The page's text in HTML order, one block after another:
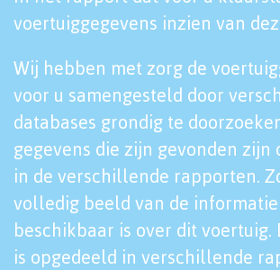
voertuiggegevens inzien van
Wij hebben met zorg de
voor u samengesteld door
databases grondig te
gegevens die zijn gevonden zijn
in de verschillende rapporten.
volledig beeld van de
beschikbaar is over dit voertuig.
is opgedeeld in verschillende